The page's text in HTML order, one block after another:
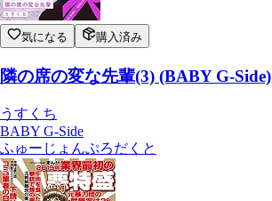
気になる 購入済み
隣の席の変な先輩(3) (BABY G-Side)
うすくち
BABY G-Side
ふゅーじょんぷろだくと